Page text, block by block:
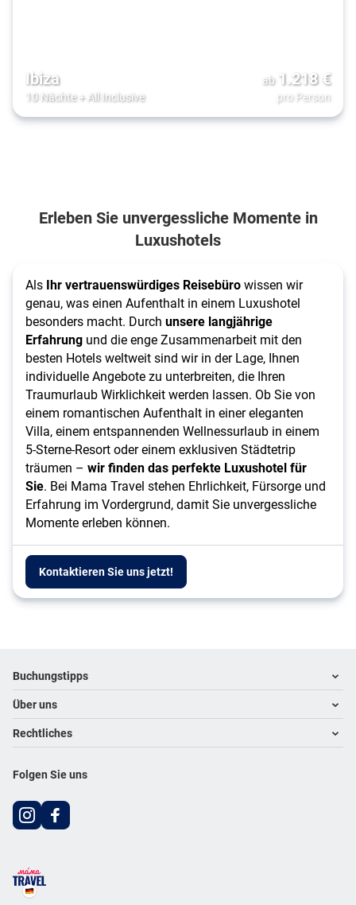
Ibiza
10 Nächte+ All Inclusive
ab 1.218€
pro Person
Erleben Sie unvergessliche Momente in
Luxushotels
Als Ihr vertrauenswürdiges Reisebürowissen wir
genau, was einen Aufenthalt in einem Luxushotel
besonders macht. Durch unsere langjährige
Erfahrung und die enge Zusammenarbeit mit den
besten Hotels weltweit sind wir in der Lage, Ihnen
individuelle Angebote zu unterbreiten, die Ihren
Traumurlaub Wirklichkeit werden lassen. Ob Sie von
einem romantischen Aufenthalt in einer eleganten
Villa, einem entspannenden Wellnessurlaub in einem
5-Sterne-Resort oder einem exklusiven Städtetrip
träumen – wir finden das perfekte Luxushotel für
Sie. Bei Mama Travel stehen Ehrlichkeit, Fürsorge und
Erfahrung im Vordergrund, damit Sie unvergessliche
Momente erleben können.
Kontaktieren Sie uns jetzt!
Footer navigation
Buchungstipps
Warum im Reisebüro buchen
Hoteltipps
Reisewelten
Über uns
Kontakt
Karriere
Rechtliches
AGB
Folgen Sie uns